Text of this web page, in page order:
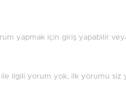
yapmak için giriş yapabilir
ilgili yorum yok, ilk yorumu siz